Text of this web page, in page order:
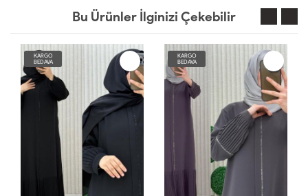
Bu Ürünler İlginizi Çekebilir
KARGO
BEDAVA
KARGO
BEDAVA